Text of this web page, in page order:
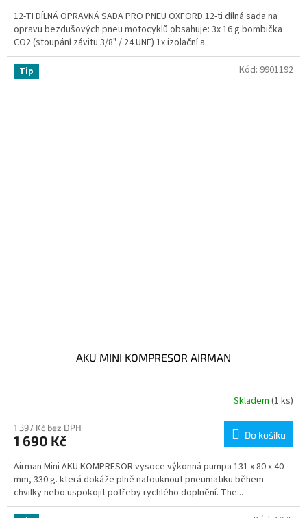
12-TI DÍLNÁ OPRAVNÁ SADA PRO PNEU OXFORD 12-ti dílná sada na
opravu bezdušových pneu motocyklů obsahuje: 3x 16 g bombička
CO2 (stoupání závitu 3/8" / 24 UNF) 1x izolační a...
Tip
AKU MINI KOMPRESOR AIRMAN
Skladem (1 ks)
1 397 Kč bez DPH
1 690 Kč Do košíku
Airman Mini AKU KOMPRESOR vysoce výkonná pumpa 131 x 80 x 40
mm, 330 g. která dokáže plně nafouknout pneumatiku během
chvilky nebo uspokojit potřeby rychlého doplnění. The...
Kód: 9901192